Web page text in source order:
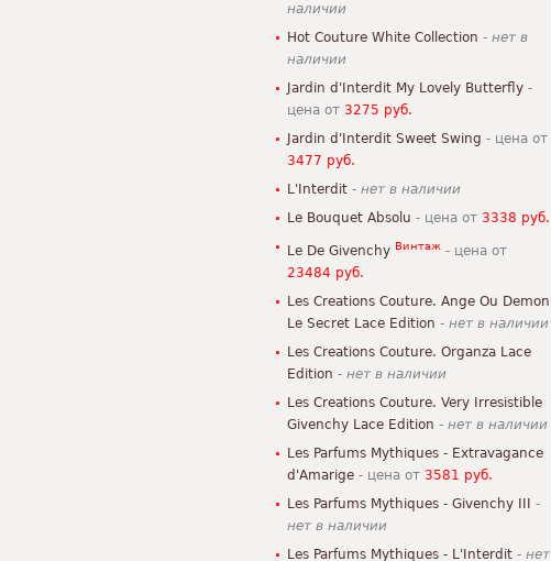
наличии
Hot Couture White Collection - нет в
наличии
Jardin d'Interdit My Lovely Butterfly -
цена от 3275 руб.
Jardin d'Interdit Sweet Swing - цена от
3477 руб.
L'Interdit - нет в наличии
Le Bouquet Absolu - цена от 3338 руб.
Le De Givenchy Винтаж - цена от
23484 руб.
Les Creations Couture. Ange Ou Demon
Le Secret Lace Edition - нет в наличии
Les Creations Couture. Organza Lace
Edition - нет в наличии
Les Creations Couture. Very Irresistible
Givenchy Lace Edition - нет в наличии
Les Parfums Mythiques - Extravagance
d'Amarige - цена от 3581 руб.
Les Parfums Mythiques - Givenchy III
-
нет в наличии
Les Parfums Mythiques - L'Interdit - нет